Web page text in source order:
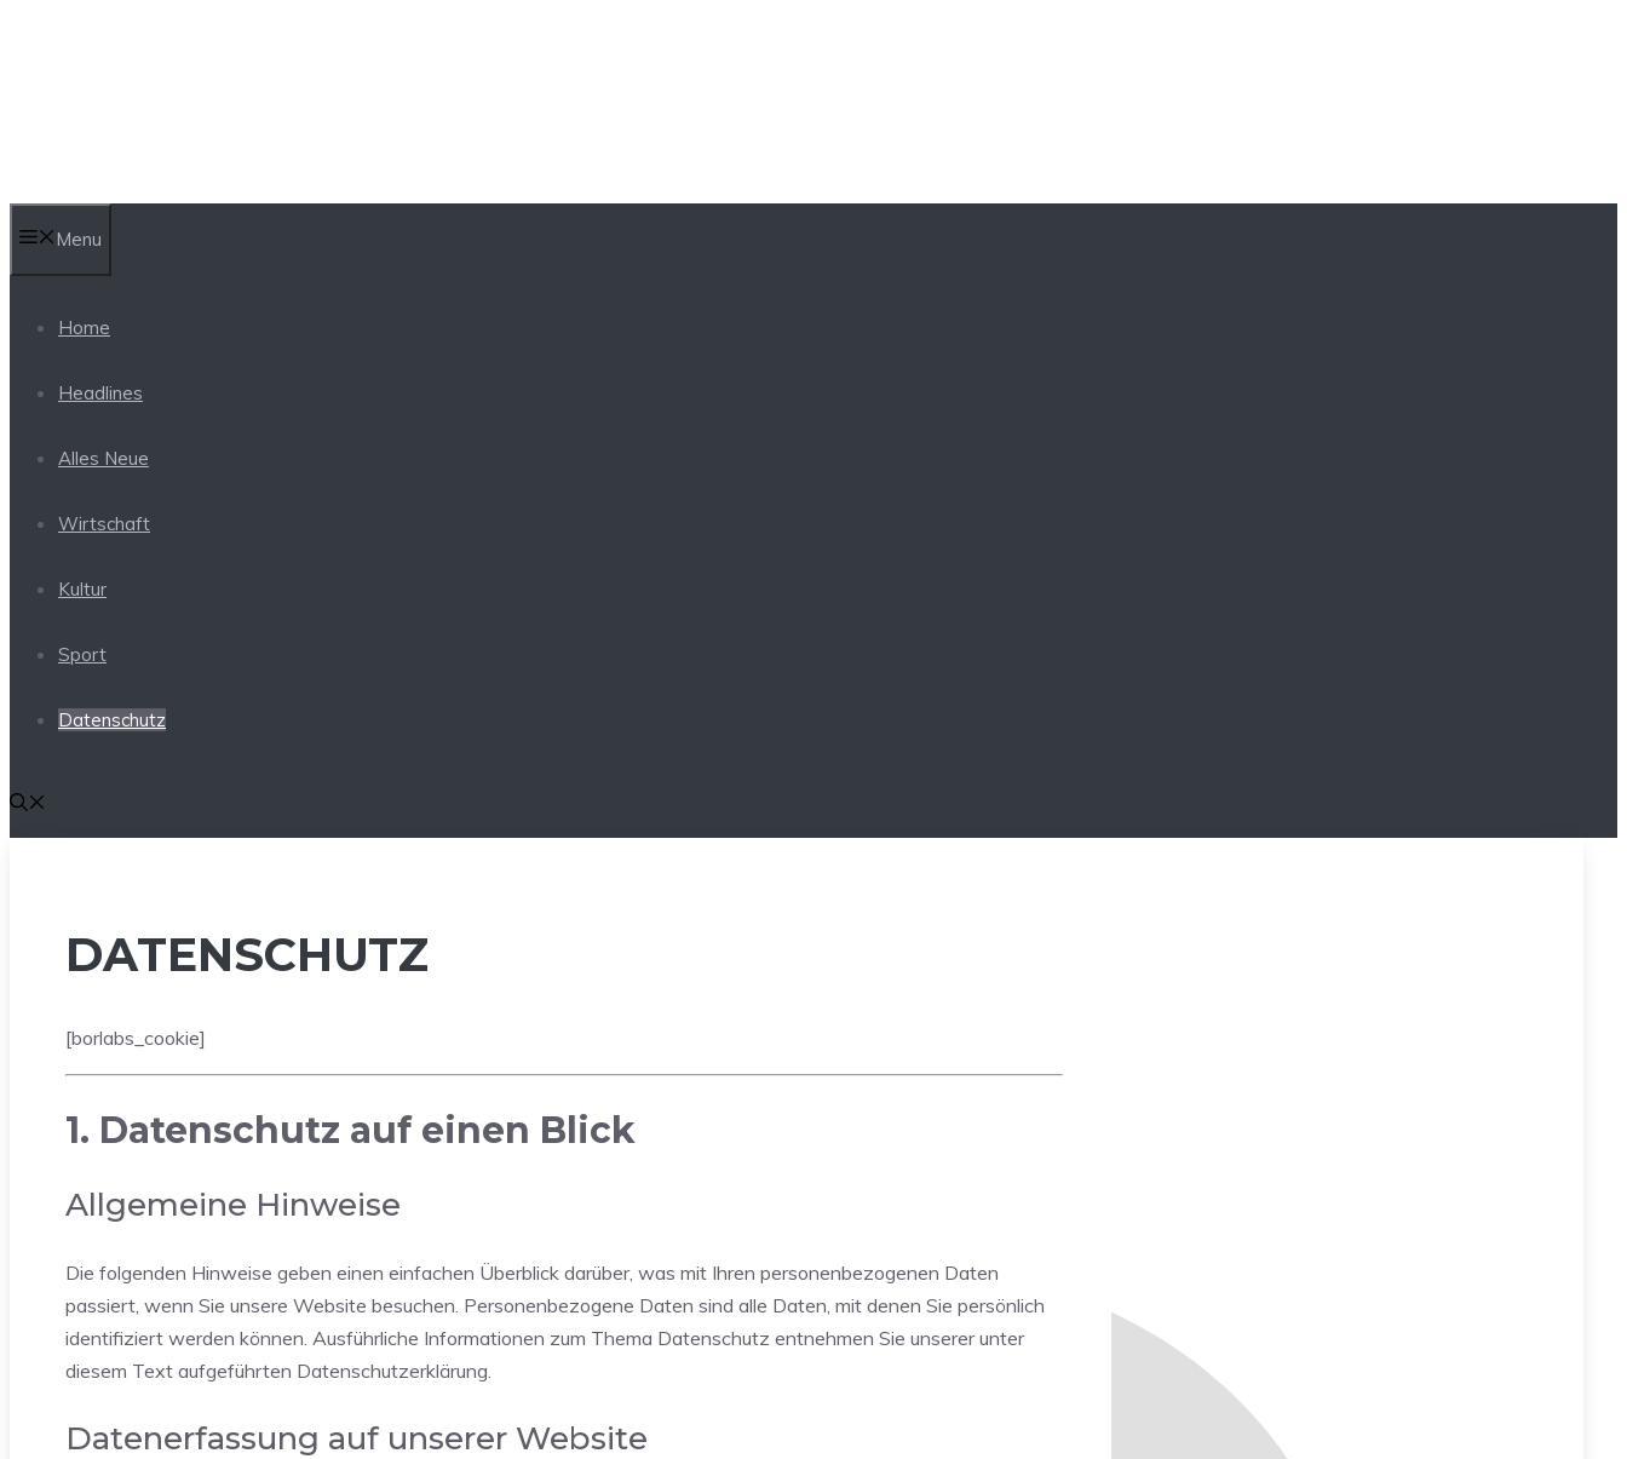
Menu
Home
Headlines
Alles Neue
Wirtschaft
Kultur
Sport
Datenschutz
DATENSCHUTZ
[borlabs_cookie]
1. Datenschutz auf einen Blick
Allgemeine Hinweise
Die folgenden Hinweise geben einen einfachen Überblick darüber, was mit Ihren personenbezogenen Daten
passiert, wenn Sie unsere Website besuchen. Personenbezogene Daten sind alle Daten, mit denen Sie persönlich
identifiziert werden können. Ausführliche Informationen zum Thema Datenschutz entnehmen Sie unserer unter
diesem Text aufgeführten Datenschutzerklärung.
Datenerfassung auf unserer Website